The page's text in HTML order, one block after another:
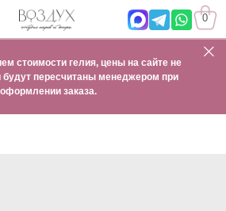
0
стоимости гелия, цены на сайте не
будут пересчитаны менеджером при
оформлении заказа.